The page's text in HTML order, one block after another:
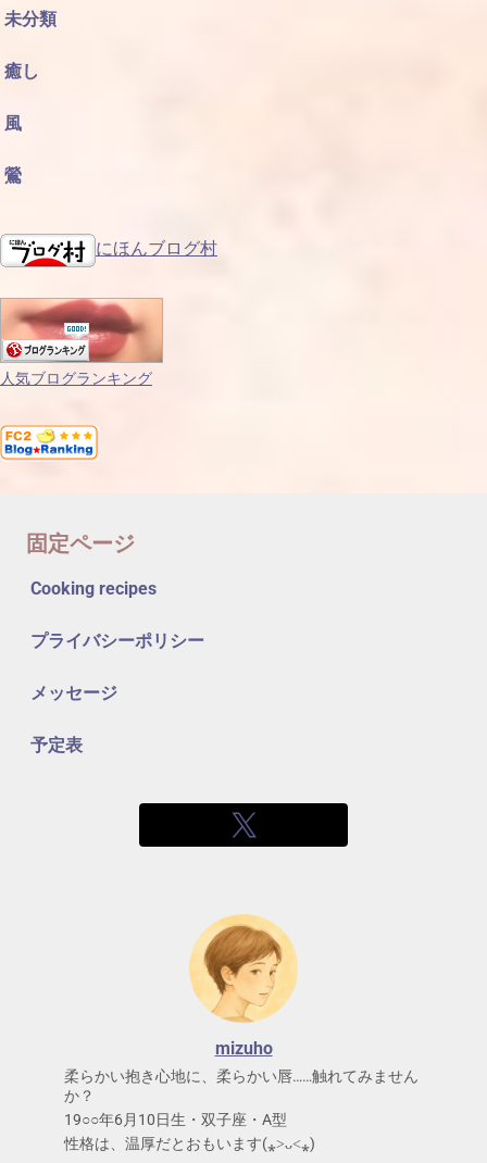
未分類
癒し
風
鶯
にほんブログ村
人気ブログランキング
固定ページ
Cooking recipes
プライバシーポリシー
メッセージ
予定表
mizuho
柔らかい抱き心地に、柔らかい唇……触れてみません
か？
19○○年6月10日生・双子座・A型
性格は、温厚だとおもいます(⁎˃ᴗ˂⁎)